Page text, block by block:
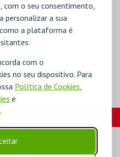
com o seu consentimento,
personalizar a sua
a plataforma é
com o
no seu dispositivo. Para
Política de Cookies,
e
.